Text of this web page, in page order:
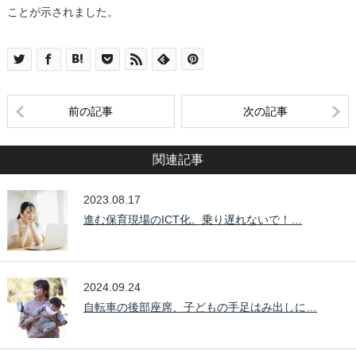
ことが示されました。
前の記事 次の記事
関連記事
2023.08.17
進む保育現場のICT化。乗り遅れないで！…
2024.09.24
自転車の後部座席、子どもの手足はみ出しに…